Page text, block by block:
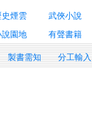
史煙雲 武俠小說
說園地 有聲書籍
製書需知 分工輸入